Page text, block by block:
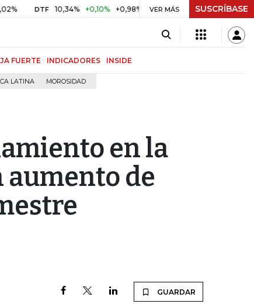
DTF 10,34% +0,10% +0,98% UVR $ 416,86 +$ 0,05 +0,01%
VER MÁS SUSCRÍBASE
FUERTE INDICADORES INSIDE
LATINA MOROSIDAD
en la
aumento de
GUARDAR